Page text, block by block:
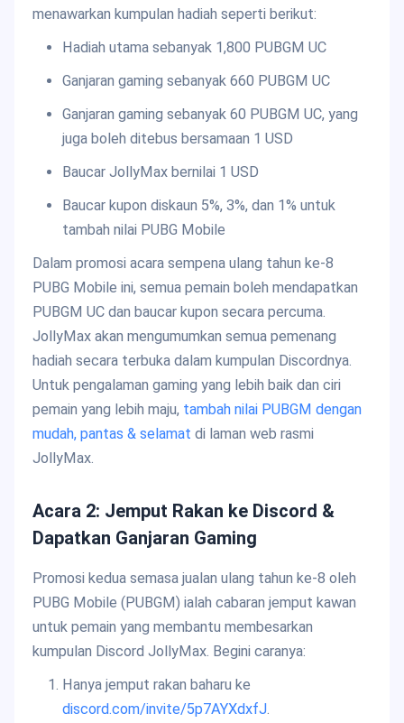
menawarkan kumpulan hadiah seperti berikut:
Hadiah utama sebanyak 1,800 PUBGM UC
Ganjaran gaming sebanyak 660 PUBGM UC
Ganjaran gaming sebanyak 60 PUBGM UC, yang
juga boleh ditebus bersamaan 1 USD
Baucar JollyMax bernilai 1 USD
Baucar kupon diskaun 5%, 3%, dan 1% untuk
tambah nilai PUBG Mobile
Dalam promosi acara sempena ulang tahun ke-8
PUBG Mobile ini, semua pemain boleh mendapatkan
PUBGM UC dan baucar kupon secara percuma.
JollyMax akan mengumumkan semua pemenang
hadiah secara terbuka dalam kumpulan Discordnya.
Untuk pengalaman gaming yang lebih baik dan ciri
pemain yang lebih maju, tambah nilai PUBGM dengan
mudah, pantas & selamat di laman web rasmi
JollyMax.
Acara 2: Jemput Rakan ke Discord &
Dapatkan Ganjaran Gaming
Promosi kedua semasa jualan ulang tahun ke-8 oleh
PUBG Mobile (PUBGM) ialah cabaran jemput kawan
untuk pemain yang membantu membesarkan
kumpulan Discord JollyMax. Begini caranya:
Hanya jemput rakan baharu ke
discord.com/invite/5p7AYXdxfJ.